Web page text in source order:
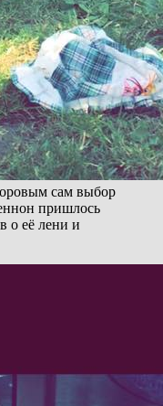
сам выбор
пришлось
о её лени и